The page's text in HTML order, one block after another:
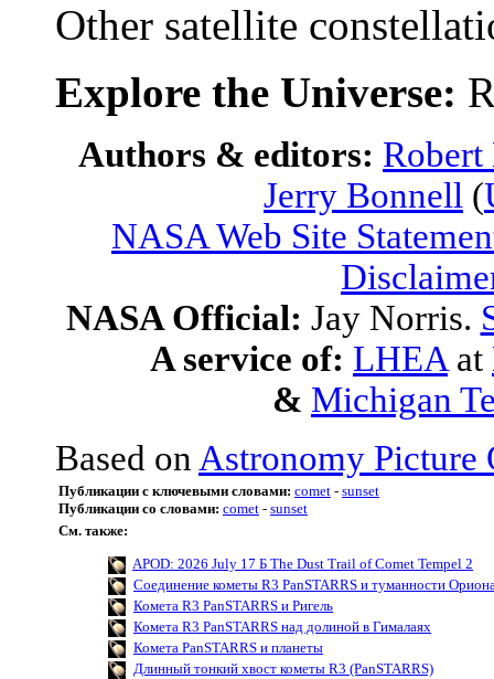
Other satellite
Explore the Universe:
Authors & editors:
Jerry Bonnell (
NASA Web Site
NASA Official: Jay Norris.
A service of: LHEA at
& Michigan
Based on Astronomy Picture
Публикации с ключевыми словами: comet - sunset
Публикации со словами: comet - sunset
См. также:
APOD: 2026 July 17 Б The Dust Trail of Comet Tempel 2
Соединение кометы R3 PanSTARRS и туманности
Комета R3 PanSTARRS и Ригель
Комета R3 PanSTARRS над долиной в Гималаях
Комета PanSTARRS и планеты
Длинный тонкий хвост кометы R3 (PanSTARRS)